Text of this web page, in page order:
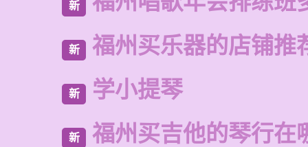
新
新 福州买乐器的店铺推
新 学小提琴
新 福州买吉他的琴行在